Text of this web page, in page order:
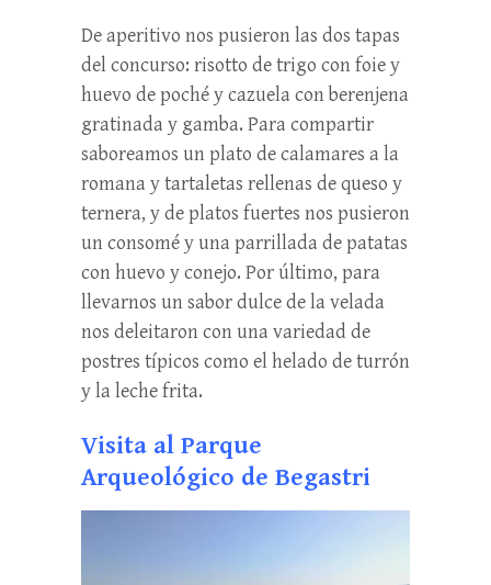
De aperitivo nos pusieron las dos tapas
del concurso: risotto de trigo con foie y
huevo de poché y cazuela con berenjena
gratinada y gamba. Para compartir
saboreamos un plato de calamares a la
romana y tartaletas rellenas de queso y
ternera, y de platos fuertes nos pusieron
un consomé y una parrillada de patatas
con huevo y conejo. Por último, para
llevarnos un sabor dulce de la velada
nos deleitaron con una variedad de
postres típicos como el helado de turrón
y la leche frita.
Visita al Parque
Arqueológico de Begastri